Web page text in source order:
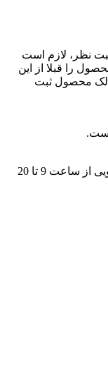
نظر، لازم است
را قبلا از این
محصول ثبت
ساعت 9 تا 20